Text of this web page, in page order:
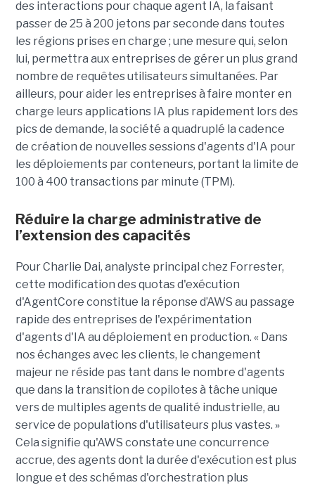
des interactions pour chaque agent IA, la faisant
passer de 25 à 200 jetons par seconde dans toutes
les régions prises en charge ; une mesure qui, selon
lui, permettra aux entreprises de gérer un plus grand
nombre de requêtes utilisateurs simultanées. Par
ailleurs, pour aider les entreprises à faire monter en
charge leurs applications IA plus rapidement lors des
pics de demande, la société a quadruplé la cadence
de création de nouvelles sessions d'agents d'IA pour
les déploiements par conteneurs, portant la limite de
100 à 400 transactions par minute (TPM).
Réduire la charge administrative de
l’extension des capacités
Pour Charlie Dai, analyste principal chez Forrester,
cette modification des quotas d'exécution
d'AgentCore constitue la réponse d’AWS au passage
rapide des entreprises de l'expérimentation
d'agents d'IA au déploiement en production. « Dans
nos échanges avec les clients, le changement
majeur ne réside pas tant dans le nombre d'agents
que dans la transition de copilotes à tâche unique
vers de multiples agents de qualité industrielle, au
service de populations d'utilisateurs plus vastes. »
Cela signifie qu'AWS constate une concurrence
accrue, des agents dont la durée d'exécution est plus
longue et des schémas d'orchestration plus